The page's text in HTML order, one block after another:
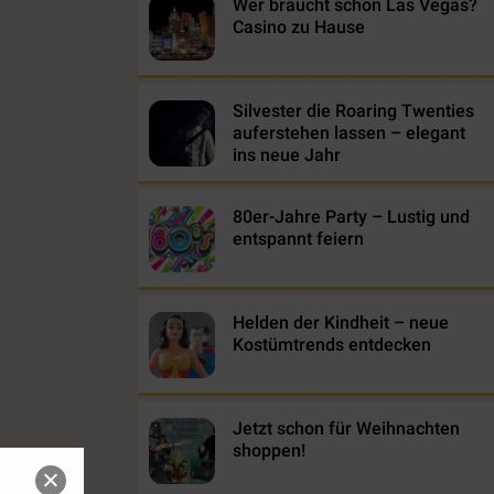
Wer braucht schon Las Vegas?
Casino zu Hause
Silvester die Roaring Twenties
auferstehen lassen – elegant
ins neue Jahr
80er-Jahre Party – Lustig und
entspannt feiern
Helden der Kindheit – neue
Kostümtrends entdecken
Jetzt schon für Weihnachten
shoppen!